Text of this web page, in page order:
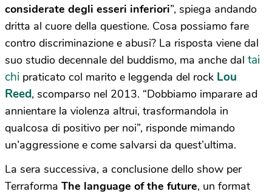
considerate degli esseri inferiori”, spiega andando
dritta al cuore della questione. Cosa possiamo fare
contro discriminazione e abusi? La risposta viene dal
suo studio decennale del buddismo, ma anche dal tai
chi praticato col marito e leggenda del rock Lou
Reed, scomparso nel 2013. “Dobbiamo imparare ad
annientare la violenza altrui, trasformandola in
qualcosa di positivo per noi”, risponde mimando
un’aggressione e come salvarsi da quest’ultima.
La sera successiva, a conclusione dello show per
Terraforma The language of the future, un format